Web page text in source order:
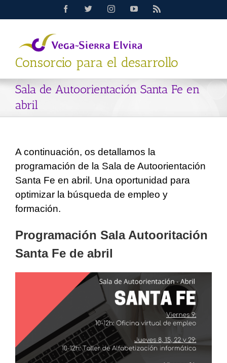
FacebookTwitterInstagramYouTubeRss
Consorcio para el desarrollo
Sala de Autoorientación Santa Fe en
abril
A continuación, os detallamos la
programación de la Sala de Autoorientación
Santa Fe en abril. Una oportunidad para
optimizar la búsqueda de empleo y
formación.
Programación Sala Autooritación
Santa Fe de abril